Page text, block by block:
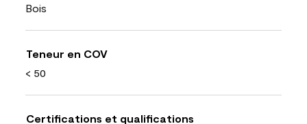
Bois
Teneur en COV
< 50
Certifications et qualifications